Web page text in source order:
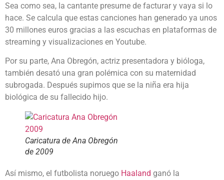
Sea como sea, la cantante presume de facturar y vaya si lo
hace. Se calcula que estas canciones han generado ya unos
30 millones euros gracias a las escuchas en plataformas de
streaming y visualizaciones en Youtube.
Por su parte, Ana Obregón, actriz presentadora y bióloga,
también desató una gran polémica con su maternidad
subrogada. Después supimos que se la niña era hija
biológica de su fallecido hijo.
Caricatura de Ana Obregón
de 2009
Así mismo, el futbolista noruego Haaland ganó la